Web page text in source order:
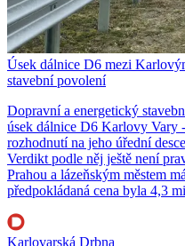
Úsek dálnice D6 mezi
stavební povolení
Dopravní a energetický
úsek dálnice D6 Karlovy Vary
rozhodnutí na jeho úřední
Verdikt podle něj ještě není
Prahou a lázeňským městem
předpokládaná cena byla 4,3
Karlovarská Drbna